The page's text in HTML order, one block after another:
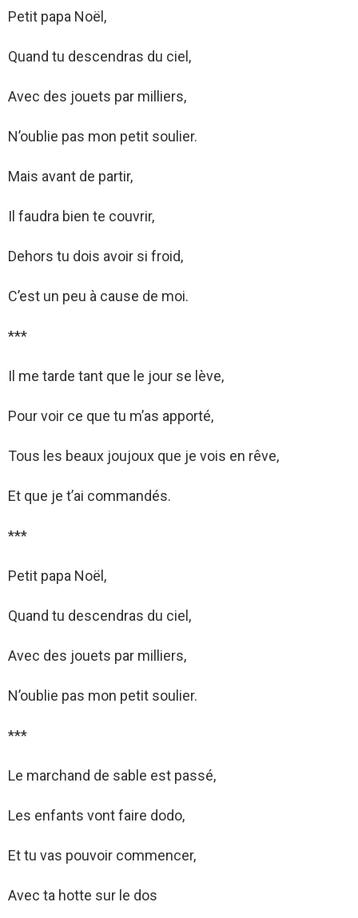
Petit papa Noël,
Quand tu descendras du ciel,
Avec des jouets par milliers,
N’oublie pas mon petit soulier.
Mais avant de partir,
Il faudra bien te couvrir,
Dehors tu dois avoir si froid,
C’est un peu à cause de moi.
***
Il me tarde tant que le jour se lève,
Pour voir ce que tu m’as apporté,
Tous les beaux joujoux que je vois en rêve,
Et que je t’ai commandés.
***
Petit papa Noël,
Quand tu descendras du ciel,
Avec des jouets par milliers,
N’oublie pas mon petit soulier.
***
Le marchand de sable est passé,
Les enfants vont faire dodo,
Et tu vas pouvoir commencer,
Avec ta hotte sur le dos